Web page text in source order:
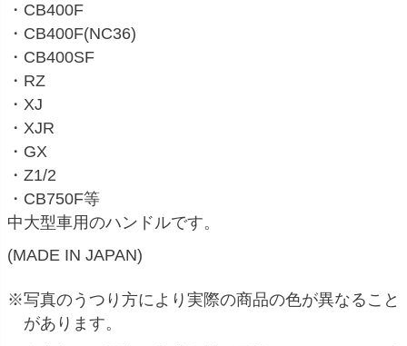
・CB400F
・CB400F(NC36)
・CB400SF
・RZ
・XJ
・XJR
・GX
・Z1/2
・CB750F等
中大型車用のハンドルです。
(MADE IN JAPAN)
※写真のうつり方により実際の商品の色が異なること
があります。